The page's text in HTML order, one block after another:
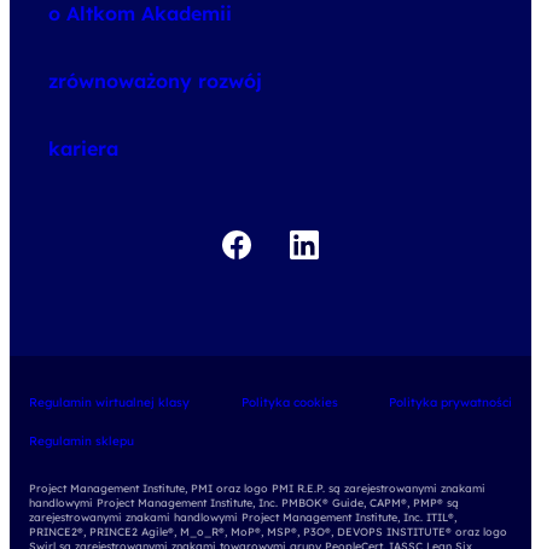
o Altkom Akademii
zrównoważony rozwój
kariera
Regulamin wirtualnej klasy Polityka cookies Polityka prywatności
Regulamin sklepu
Project Management Institute, PMI oraz logo PMI R.E.P. są zarejestrowanymi znakami
handlowymi Project Management Institute, Inc. PMBOK® Guide, CAPM®, PMP® są
zarejestrowanymi znakami handlowymi Project Management Institute, Inc. ITIL®,
PRINCE2®, PRINCE2 Agile®, M_o_R®, MoP®, MSP®, P3O®, DEVOPS INSTITUTE® oraz logo
Swirl są zarejestrowanymi znakami towarowymi grupy PeopleCert. IASSC Lean Six